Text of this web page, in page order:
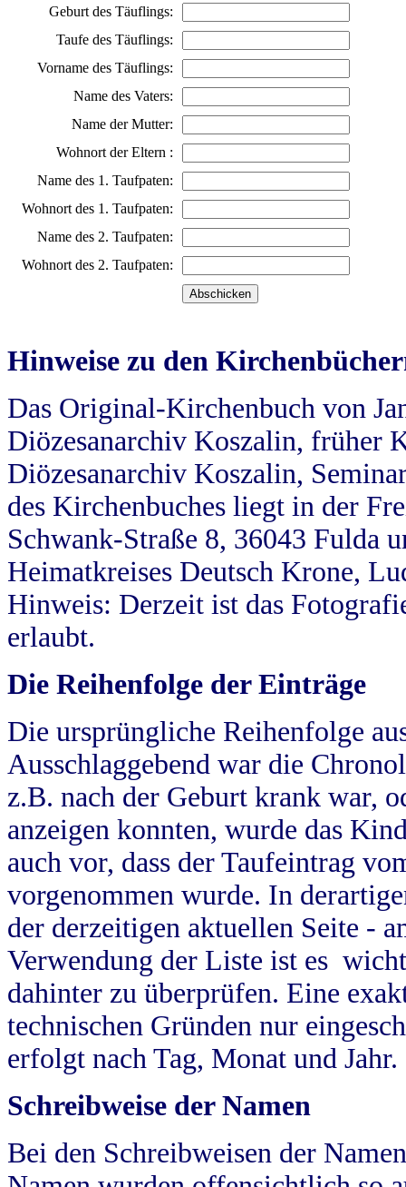
Geburt des Täuflings:
Taufe des Täuflings:
Vorname des Täuflings:
Name des Vaters:
Name der Mutter:
Wohnort der Eltern :
Name des 1. Taufpaten:
Wohnort des 1. Taufpaten:
Name des 2. Taufpaten:
Wohnort des 2. Taufpaten:
Hinweise zu den
Das Original-Kirchenbuch von
Diözesanarchiv Koszalin, früher
Diözesanarchiv Koszalin,
des Kirchenbuches liegt in der
Schwank-Straße 8, 36043 Fulda
Heimatkreises Deutsch Krone,
Hinweis: Derzeit ist das
erlaubt.
Die Reihenfolge der Einträge
Die ursprüngliche Reihenfolge
Ausschlaggebend war die
z.B. nach der Geburt krank war,
anzeigen konnten, wurde das
auch vor, dass der Taufeintrag
vorgenommen wurde. In
der derzeitigen aktuellen Seite -
Verwendung der Liste ist es
dahinter zu überprüfen. Eine
technischen Gründen nur
erfolgt nach Tag, Monat und Jahr.
Schreibweise der Namen
Bei den Schreibweisen der